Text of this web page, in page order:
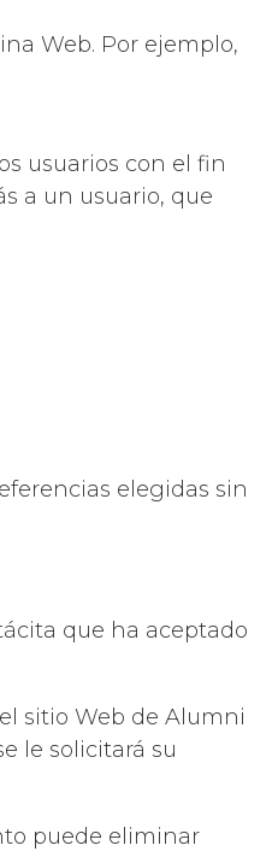
Web. Por ejemplo,
usuarios con el fin
a un usuario, que
elegidas sin
que ha aceptado
sitio Web de Alumni
le solicitará su
puede eliminar